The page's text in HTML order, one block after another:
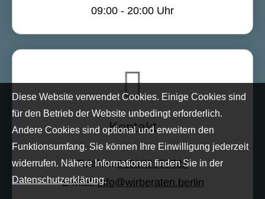
09:00 - 20:00 Uhr
Kontakt
Telefon:015170159522
E-Mail:info@wirberaten.berlin
Diese Website verwendet Cookies. Einige Cookies sind
für den Betrieb der Website unbedingt erforderlich.
Andere Cookies sind optional und erweitern den
Funktionsumfang. Sie können Ihre Einwilligung jederzeit
widerrufen. Nähere Informationen finden Sie in der
Datenschutzerklärung.